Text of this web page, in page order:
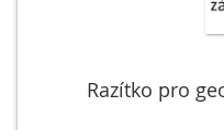
Razítko pro